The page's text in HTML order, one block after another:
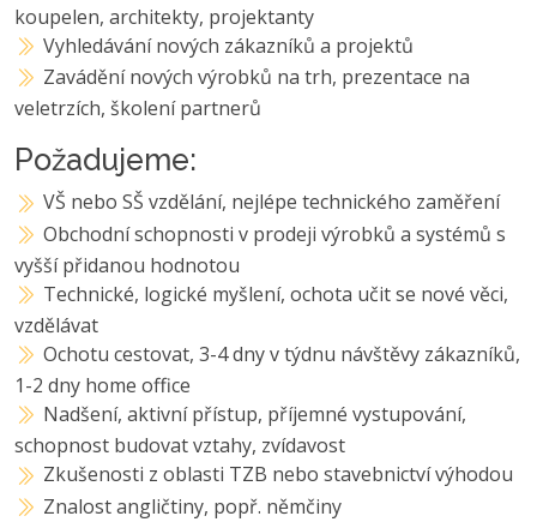
koupelen, architekty, projektanty
Vyhledávání nových zákazníků a projektů
Zavádění nových výrobků na trh, prezentace na
veletrzích, školení partnerů
Požadujeme:
VŠ nebo SŠ vzdělání, nejlépe technického zaměření
Obchodní schopnosti v prodeji výrobků a systémů s
vyšší přidanou hodnotou
Technické, logické myšlení, ochota učit se nové věci,
vzdělávat
Ochotu cestovat, 3-4 dny v týdnu návštěvy zákazníků,
1-2 dny home office
Nadšení, aktivní přístup, příjemné vystupování,
schopnost budovat vztahy, zvídavost
Zkušenosti z oblasti TZB nebo stavebnictví výhodou
Znalost angličtiny, popř. němčiny